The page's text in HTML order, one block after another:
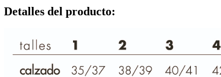
Detalles del producto: